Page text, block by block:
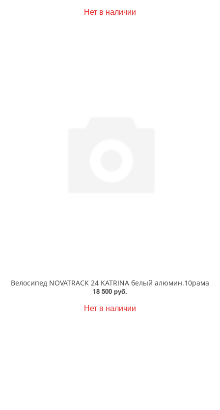
Нет в наличии
Велосипед NOVATRACK 24 KATRINA белый алюмин.10рама
18 500 руб.
Нет в наличии